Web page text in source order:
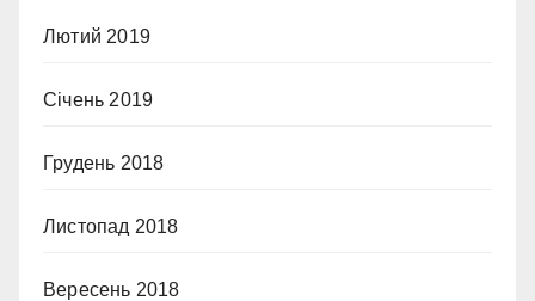
Лютий 2019
Січень 2019
Грудень 2018
Листопад 2018
Вересень 2018